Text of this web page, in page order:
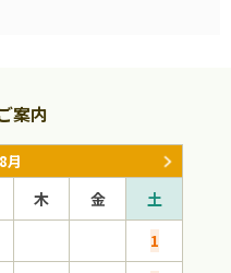
案内
月
木 金
土
1